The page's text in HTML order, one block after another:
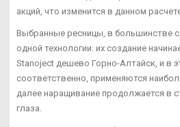
акций, что изменится в данном
Выбранные ресницы, в большинстве
одной технологии: их создание
Stanoject дешево Горно-Алтайск, и в
соответственно, применяются
далее наращивание продолжается в
глаза.